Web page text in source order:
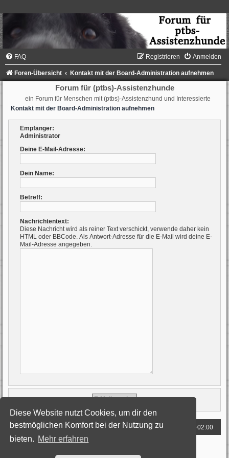
Diese Website nutzt Cookies, um dir den
bestmöglichen Komfort bei der Nutzung zu
bieten. Mehr erfahren
FAQ Anmelden
Registrieren
Foren-Übersicht Kontakt mit der Board-Administration aufnehmen
Forum für (ptbs)-Assistenzhunde
ein Forum für Menschen mit (ptbs)-Assistenzhund und Interessierte
Kontakt mit der Board-Administration aufnehmen
Empfänger:
Administrator
Deine E-Mail-Adresse:
Dein Name:
Betreff:
Nachrichtentext:
Diese Nachricht wird als reiner Text verschickt, verwende daher kein
HTML oder BBCode. Als Antwort-Adresse für die E-Mail wird deine E-
Mail-Adresse angegeben.
Foren-Übersicht Alle Zeiten sind UTC+02:00
Deutsche Übersetzung durchphpBB.de